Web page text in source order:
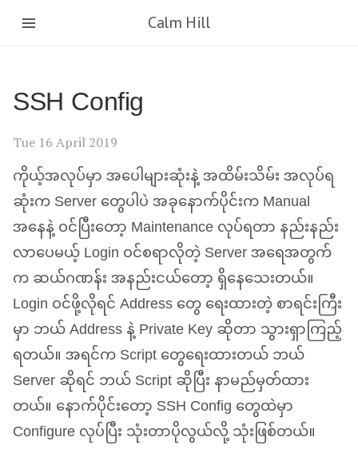
Calm Hill
SSHConfig
Tue 16 April 2019
ကိုယ့်အလုပ်မှာ အပေါများဆုံးနဲ့ အထိမ်းသိမ်း အလုပ်ရ
ဆုံးက Server တွေပါပဲ အခုနောက်ပိုင်းက Manual
အနေနဲ့ ဝင်ပြီးတော့ Maintenance လုပ်ရတာ နည်းနည်း
လာပေမယ့် Login ဝင်စရာလိုတဲ့ Server အရေအတွက်
က ဆယ်ဂဏန်း အနည်းငယ်တော့ ရှိနေသေးတယ်။
Login ဝင်ဖို့လိုရင် Address တွေ ရေးထားတဲ့ စာရင်းကြီး
မှာ ဘယ် Address နဲ့ Private Key ဆိုတာ သွားရှာကြည့်
ရတယ်။ အရင်က Script တွေရေးထားတယ် ဘယ်
Server ဆိုရင် ဘယ် Script ဆိုပြီး နာမည်မှတ်ထား
တယ်။ နောက်ပိုင်းတော့SSHConfig တွေထဲမှာ
Configure လုပ်ပြီး သုံးတာပိုလွယ်လို့ သုံးဖြစ်တယ်။